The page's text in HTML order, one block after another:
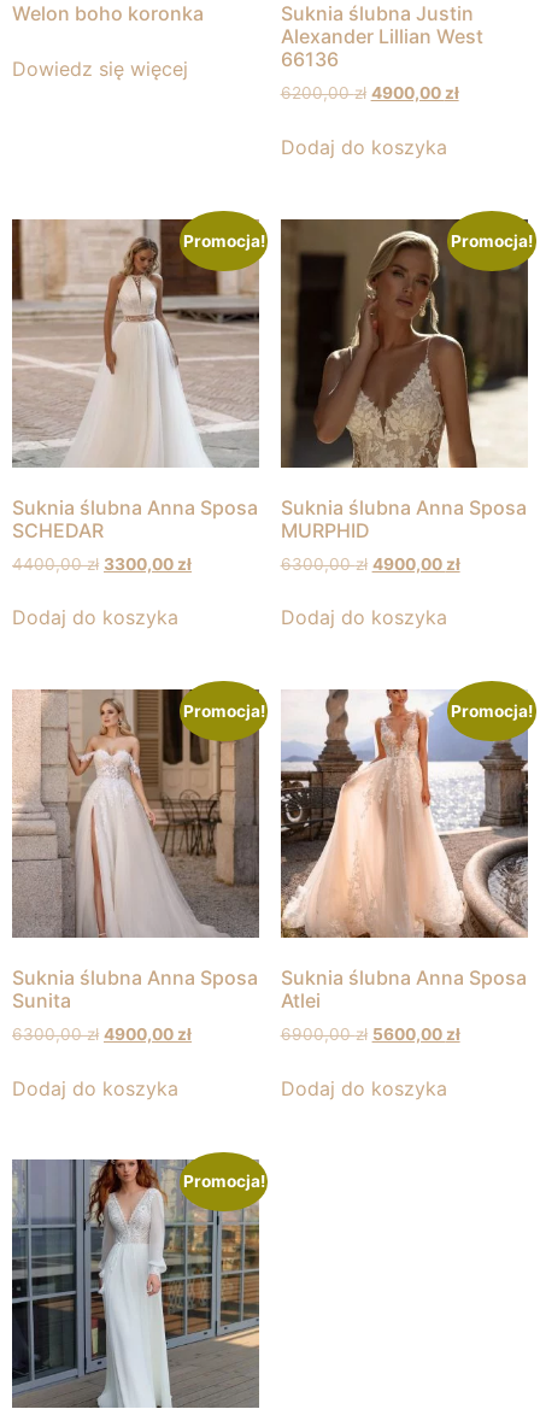
Welon boho koronka
Dowiedz się więcej
Suknia ślubna Justin
Alexander Lillian West
66136
6200,00zł 4900,00zł
Dodaj do koszyka
Promocja!
Suknia ślubna Anna Sposa
SCHEDAR
4400,00zł 3300,00 zł
Dodaj do koszyka
Promocja!
Suknia ślubna Anna Sposa
MURPHID
6300,00zł 4900,00 zł
Dodaj do koszyka
Promocja!
Suknia ślubna Anna Sposa
Sunita
6300,00zł 4900,00 zł
Dodaj do koszyka
Promocja!
Suknia ślubna Anna Sposa
Atlei
6900,00zł 5600,00 zł
Dodaj do koszyka
Promocja!